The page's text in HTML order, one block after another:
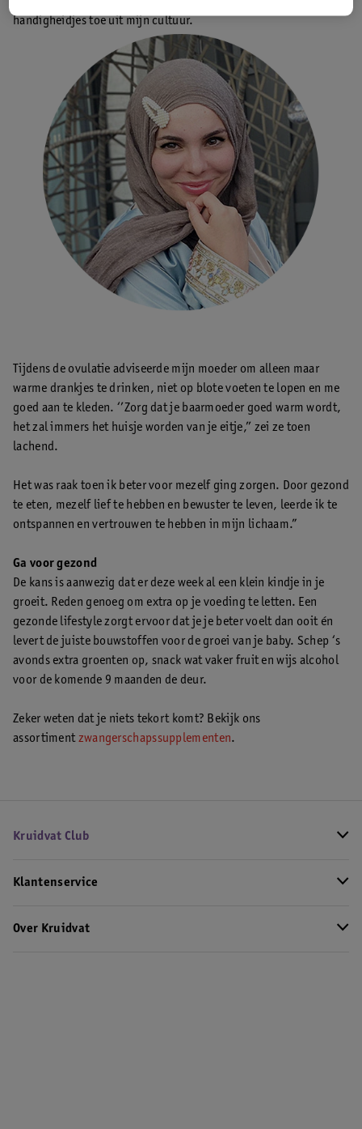
handigheidjes toe uit mijn cultuur.
Tijdens de ovulatie adviseerde mijn moeder om alleen maar
warme drankjes te drinken, niet op blote voeten te lopen en me
goed aan te kleden. ‘’Zorg dat je baarmoeder goed warm wordt,
het zal immers het huisje worden van je eitje,’’ zei ze toen
lachend.
Het was raak toen ik beter voor mezelf ging zorgen. Door gezond
te eten, mezelf lief te hebben en bewuster te leven, leerde ik te
ontspannen en vertrouwen te hebben in mijn lichaam.”
Ga voor gezond
De kans is aanwezig dat er deze week al een klein kindje in je
groeit. Reden genoeg om extra op je voeding te letten. Een
gezonde lifestyle zorgt ervoor dat je je beter voelt dan ooit én
levert de juiste bouwstoffen voor de groei van je baby. Schep ‘s
avonds extra groenten op, snack wat vaker fruit en wijs alcohol
voor de komende 9 maanden de deur.
Zeker weten dat je niets tekort komt? Bekijk ons
assortimentzwangerschapssupplementen.
Kruidvat Club
Klantenservice
Over Kruidvat